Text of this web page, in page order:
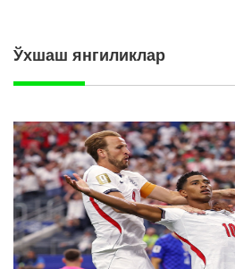
Ўхшаш янгиликлар